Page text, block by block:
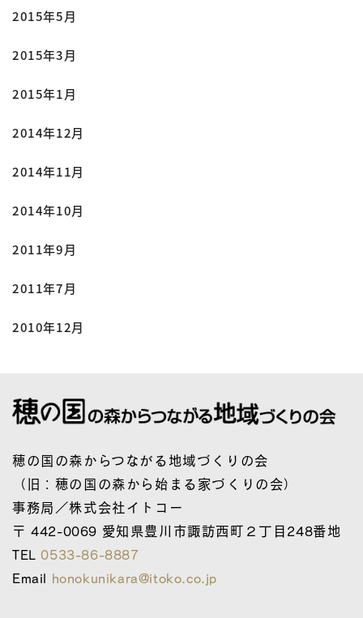
2015年5月
2015年3月
2015年1月
2014年12月
2014年11月
2014年10月
2011年9月
2011年7月
2010年12月
穂の国の森からつながる地域づくりの会
（旧：穂の国の森から始まる家づくりの会）
事務局／株式会社イトコー
〒 442-0069 愛知県豊川市諏訪西町２丁目248番地
TEL0533-86-8887
Email honokunikara@itoko.co.jp